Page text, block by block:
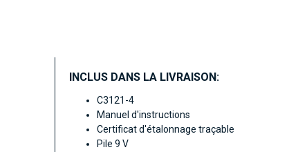
INCLUS DANS LA LIVRAISON:
C3121-4
Manuel d'instructions
Certificat d'étalonnage traçable
Pile 9 V